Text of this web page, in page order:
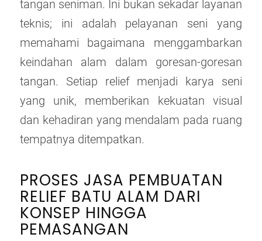
tangan seniman. Ini bukan sekadar layanan
teknis; ini adalah pelayanan seni yang
memahami bagaimana menggambarkan
keindahan alam dalam goresan-goresan
tangan. Setiap relief menjadi karya seni
yang unik, memberikan kekuatan visual
dan kehadiran yang mendalam pada ruang
tempatnya ditempatkan.
PROSES JASA PEMBUATAN
RELIEF BATU ALAM DARI
KONSEP HINGGA
PEMASANGAN